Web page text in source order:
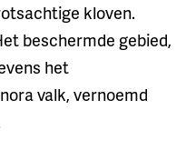
kloven.
beschermde gebied,
het
valk, vernoemd